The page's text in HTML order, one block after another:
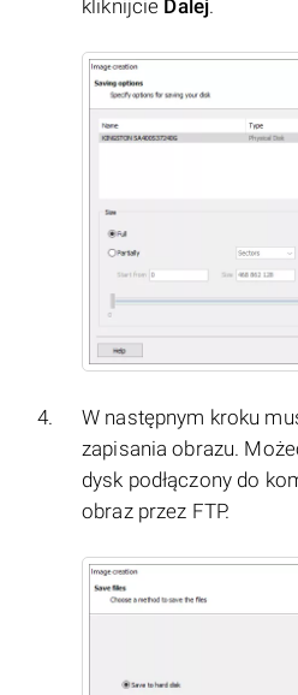
kliknijcie Dalej.
W następnym kroku
zapisania obrazu.
dysk podłączony do
obraz przez FTP.